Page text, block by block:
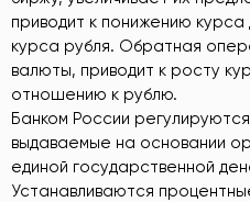
приводит к понижению
курса рубля. Обратная
валюты, приводит к росту
отношению к рублю.
Банком России
выдаваемые на основании
единой государственной
Устанавливаются